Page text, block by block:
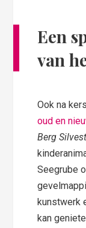
Een
van
Ook na
oud en
Berg
Seegrube
kunstwerk
kan